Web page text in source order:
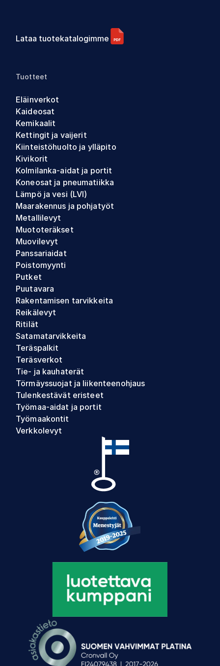
Lataa tuotekatalogimme
Tuotteet
Eläinverkot
Kaideosat
Kemikaalit
Kettingit ja vaijerit
Kiinteistöhuolto ja ylläpito
Kivikorit
Kolmilanka-aidat ja portit
Koneosat ja pneumatiikka
Lämpö ja vesi (LVI)
Maarakennus ja pohjatyöt
Metallilevyt
Muototeräkset
Muovilevyt
Panssariaidat
Poistomyynti
Putket
Puutavara
Rakentamisen tarvikkeita
Reikälevyt
Ritilät
Satamatarvikkeita
Teräspalkit
Teräsverkot
Tie- ja kauhaterät
Törmäyssuojat ja liikenteenohjaus
Tulenkestävät eristeet
Työmaa-aidat ja portit
Työmaakontit
Verkkolevyt